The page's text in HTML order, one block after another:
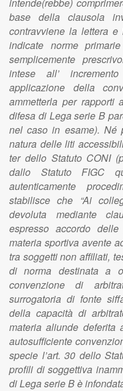
base della clausola
contravviene la lettera
indicate norme
semplicemente
intese all’
applicazione della
ammetterla per rapporti
difesa di Lega serie B
nel caso in esame).
natura delle liti
ter dello Statuto CONI
dallo Statuto FIGC
autenticamente
stabilisce che “Ai
devoluta mediante
espresso accordo
materia sportiva avente
tra soggetti non affiliati,
di norma destinata a
convenzione di
surrogatoria di fonte
della capacità di
materia aliunde
autosufficiente
specie l’art. 30 dello
profili di soggettiva
di Lega serie B è